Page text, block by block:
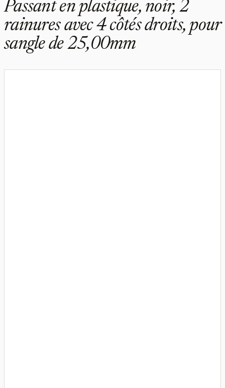
Passant en plastique, noir, 2
rainures avec 4 côtés droits, pour
sangle de 25,00mm